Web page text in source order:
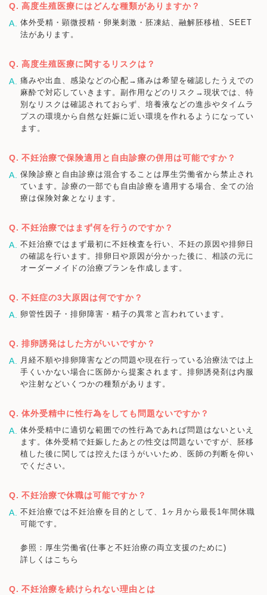
高度生殖医療にはどんな種類がありますか？
体外受精・顕微授精・卵巣刺激・胚凍結、融解胚移植、SEET
法があります。
高度生殖医療に関するリスクは？
痛みや出血、感染などの心配→痛みは希望を確認したうえでの
麻酔で対応していきます。副作用などのリスク→現状では、特
別なリスクは確認されておらず、培養液などの進歩やタイムラ
プスの環境から自然な妊娠に近い環境を作れるようになってい
ます。
不妊治療で保険適用と自由診療の併用は可能ですか？
保険診療と自由診療は混合することは厚生労働省から禁止され
ています。診療の一部でも自由診療を適用する場合、全ての治
療は保険対象となります。
不妊治療ではまず何を行うのですか？
不妊治療ではまず最初に不妊検査を行い、不妊の原因や排卵日
の確認を行います。排卵日や原因が分かった後に、相談の元に
オーダーメイドの治療プランを作成します。
不妊症の3大原因は何ですか？
卵管性因子・排卵障害・精子の異常と言われています。
排卵誘発はした方がいいですか？
月経不順や排卵障害などの問題や現在行っている治療法では上
手くいかない場合に医師から提案されます。排卵誘発剤は内服
や注射などいくつかの種類があります。
体外受精中に性行為をしても問題ないですか？
体外受精中に適切な範囲での性行為であれば問題はないといえ
ます。体外受精で妊娠したあとの性交は問題ないですが、胚移
植した後に関しては控えたほうがいいため、医師の判断を仰い
でください。
不妊治療で休職は可能ですか？
不妊治療では不妊治療を目的として、1ヶ月から最長1年間休職
可能です。
参照：厚生労働省(仕事と不妊治療の両立支援のために)
詳しくはこちら
不妊治療を続けられない理由とは